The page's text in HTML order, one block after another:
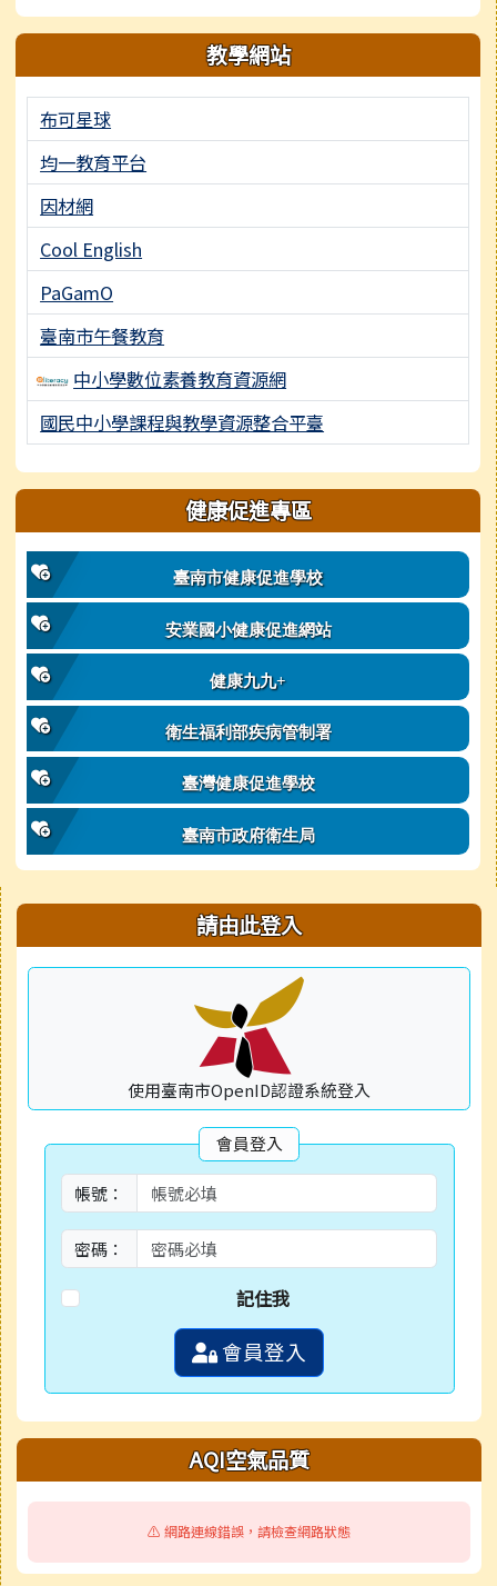
教學網站
布可星球
均一教育平台
因材網
Cool English
PaGamO
臺南市午餐教育
中小學數位素養教育資源網
國民中小學課程與教學資源整合平臺
健康促進專區
臺南市健康促進學校
安業國小健康促進網站
健康九九+
衛生福利部疾病管制署
臺灣健康促進學校
臺南市政府衛生局
右邊區域內容 請由此登入
使用臺南市OpenID認證系統登入
會員登入
帳號：
密碼：
記住我
會員登入
AQI空氣品質
⚠️ 網路連線錯誤，請檢查網路狀態